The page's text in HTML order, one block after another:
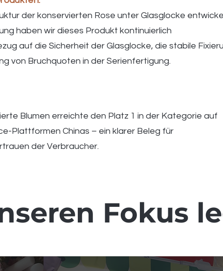
der konservierten Rose unter Glasglocke
haben wir dieses Produkt kontinuierlich
auf die Sicherheit der Glasglocke, die stabile
von Bruchquoten in der Serienfertigung.
Blumen erreichte den Platz 1 in der Kategorie auf
Plattformen Chinas – ein klarer Beleg für
der Verbraucher.
Fokus